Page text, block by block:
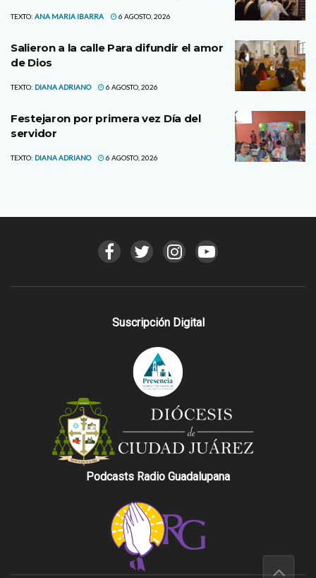
TEXTO: ANA MARIA IBARRA 6 AGOSTO, 2026
Salieron a la calle Para difundir el amor
de Dios
TEXTO: DIANA ADRIANO 6 AGOSTO, 2026
Festejaron por primera vez Día del
servidor
TEXTO: DIANA ADRIANO 6 AGOSTO, 2026
Suscripción Digital
Podcasts Radio Guadalupana